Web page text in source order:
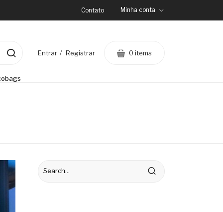
Contato Minha conta
Entrar Registrar 0 items